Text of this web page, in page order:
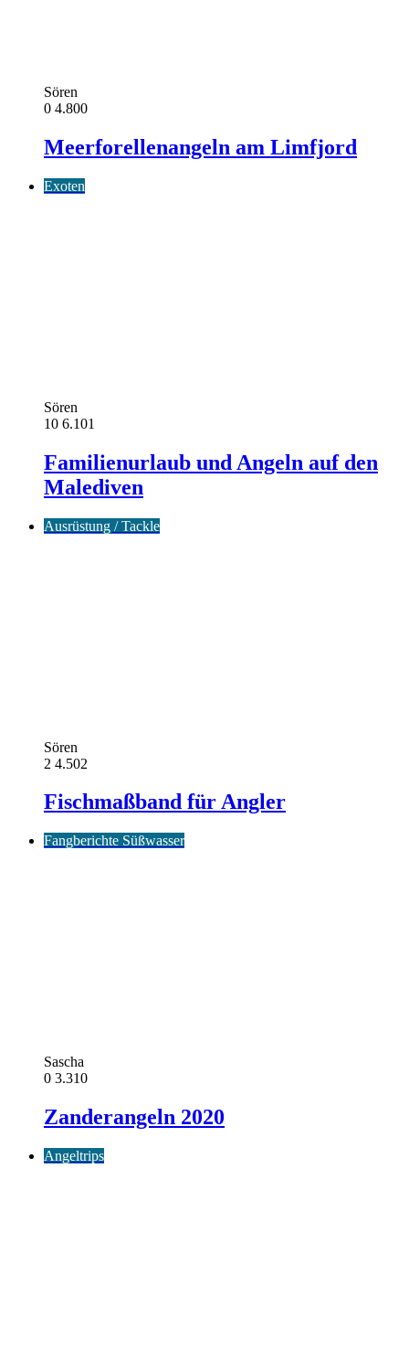
Sören
0 4.800
Meerforellenangeln am Limfjord
Exoten
Sören
10 6.101
Familienurlaub und Angeln auf den
Malediven
Ausrüstung / Tackle
Sören
2 4.502
Fischmaßband für Angler
Fangberichte Süßwasser
Sascha
0 3.310
Zanderangeln 2020
Angeltrips